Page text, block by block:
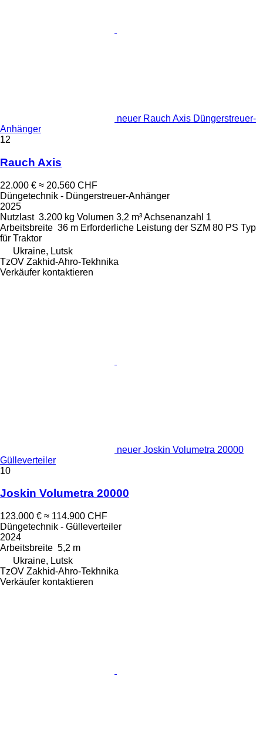
neuer Rauch Axis Düngerstreuer-
Anhänger
12
Rauch Axis
22.000 € ≈ 20.560 CHF
Düngetechnik - Düngerstreuer-Anhänger
2025
Nutzlast 3.200 kg Volumen 3,2 m³Achsenanzahl 1
Arbeitsbreite 36 m Erforderliche Leistung der SZM 80 PS Typ
für Traktor
Ukraine, Lutsk
TzOV Zakhid-Ahro-Tekhnika
Verkäufer kontaktieren
neuer Joskin Volumetra 20000
Gülleverteiler
10
Joskin Volumetra 20000
123.000 € ≈ 114.900 CHF
Düngetechnik - Gülleverteiler
2024
Arbeitsbreite 5,2 m
Ukraine, Lutsk
TzOV Zakhid-Ahro-Tekhnika
Verkäufer kontaktieren